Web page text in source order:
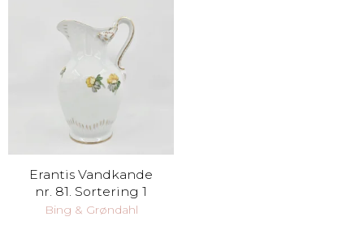
Erantis Vandkande
nr. 81. Sortering 1
Bing & Grøndahl